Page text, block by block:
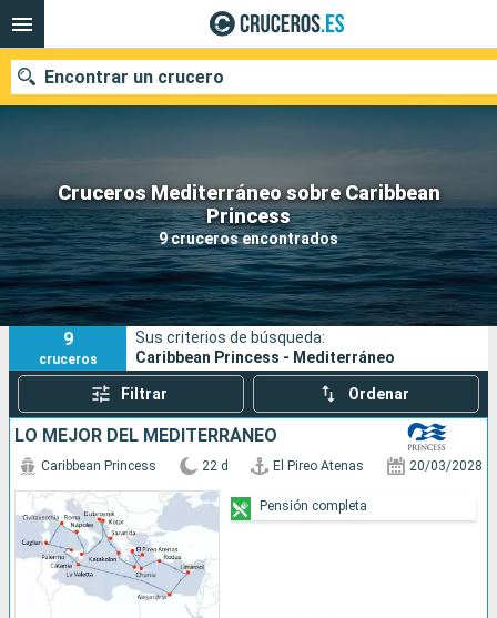
Cruceros Mediterráneo sobre Caribbean
Princess
9 cruceros encontrados
Encontrar un crucero
Nuestros destinos
Fecha de salida
Puertos Compañías
Buscar
9
cruceros
Sus criterios de búsqueda:
Caribbean Princess - Mediterráneo
Filtrar Ordenar
LO MEJOR DEL MEDITERRÁNEO
Caribbean Princess 22 d El Pireo Atenas 20/03/2028
Pensión completa